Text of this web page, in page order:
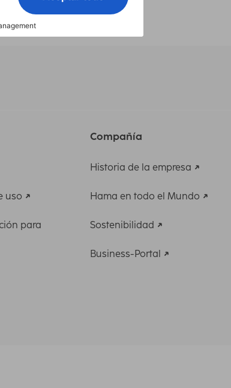
uso
para
Compañía
Historia de la empresa
Hama en todo el Mundo
Sostenibilidad
Business-Portal